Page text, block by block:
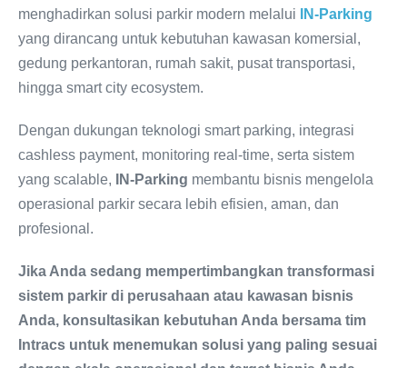
menghadirkan solusi parkir modern melalui
IN-Parking
yang dirancang untuk kebutuhan kawasan komersial,
gedung perkantoran, rumah sakit, pusat transportasi,
hingga smart city ecosystem.
Dengan dukungan teknologi smart parking, integrasi
cashless payment, monitoring real-time, serta sistem
yang scalable,
IN-Parking membantu bisnis mengelola
operasional parkir secara lebih efisien, aman, dan
profesional.
Jika Anda sedang mempertimbangkan transformasi
sistem parkir di perusahaan atau kawasan bisnis
Anda, konsultasikan kebutuhan Anda bersama tim
Intracs untuk menemukan solusi yang paling sesuai